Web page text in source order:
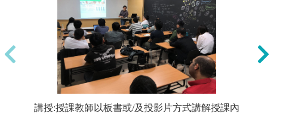
講授:授課教師以板書或/及投影片方式講解授課內